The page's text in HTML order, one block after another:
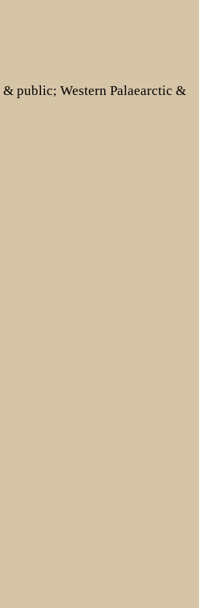
public; Western Palaearctic &